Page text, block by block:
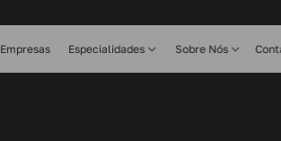
Empresas Especialidades Sobre Nós